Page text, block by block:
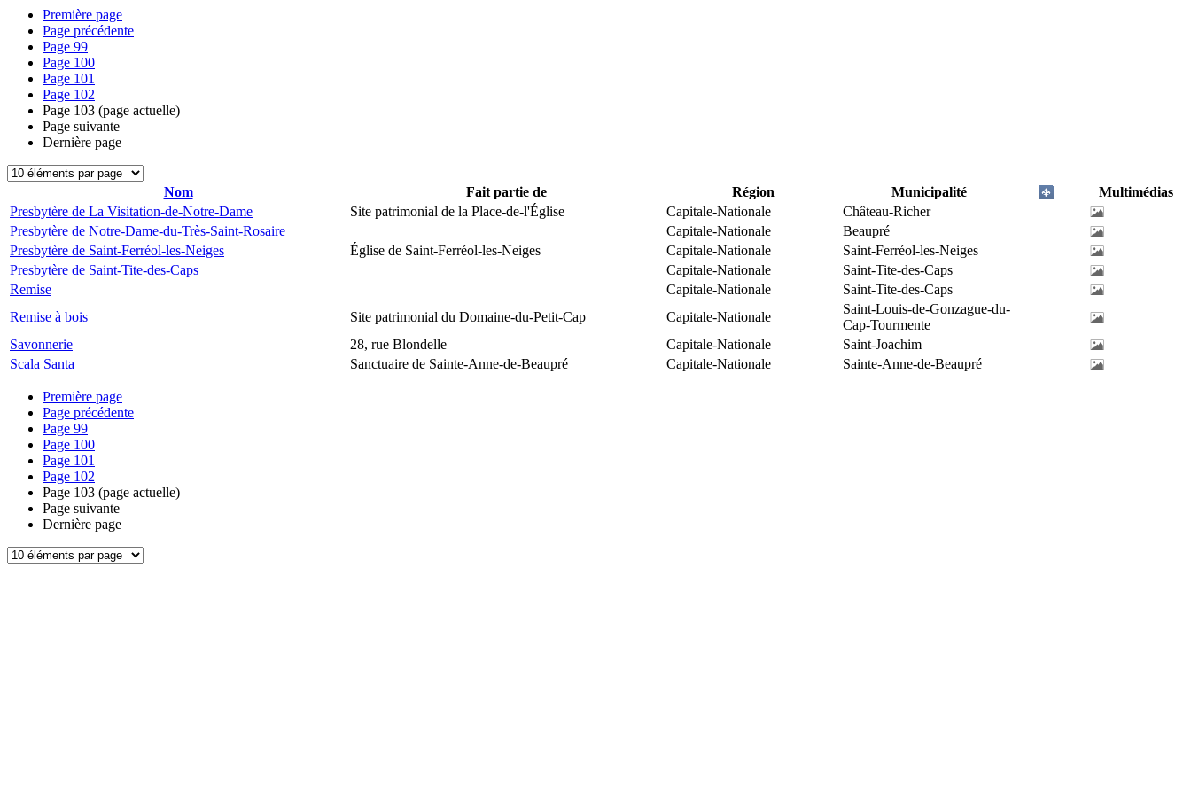
Première page
Page précédente
Page 99
Page 100
Page 101
Page 102
Page 103 (page actuelle)
Page suivante
Dernière page
Nom Fait partie de Région Municipalité
Multimédias
Presbytère de La Visitation-de-Notre-Dame
Site patrimonial de la Place-de-l'Église Capitale-Nationale
Château-Richer
Presbytère de Notre-Dame-du-Très-Saint-Rosaire
Capitale-Nationale
Beaupré
Presbytère de Saint-Ferréol-les-Neiges
Église de Saint-Ferréol-les-Neiges Capitale-Nationale
Saint-Ferréol-les-Neiges
Presbytère de Saint-Tite-des-Caps
Capitale-Nationale
Saint-Tite-des-Caps
Remise
Capitale-Nationale
Saint-Tite-des-Caps
Remise à bois
Site patrimonial du Domaine-du-Petit-Cap Capitale-Nationale
Saint-Louis-de-Gonzague-du-
Cap-Tourmente
Savonnerie
28, rue Blondelle Capitale-Nationale
Saint-Joachim
Scala Santa
Sanctuaire de Sainte-Anne-de-Beaupré Capitale-Nationale Sainte-Anne-de-Beaupré
Première page
Page précédente
Page 99
Page 100
Page 101
Page 102
Page 103 (page actuelle)
Page suivante
Dernière page